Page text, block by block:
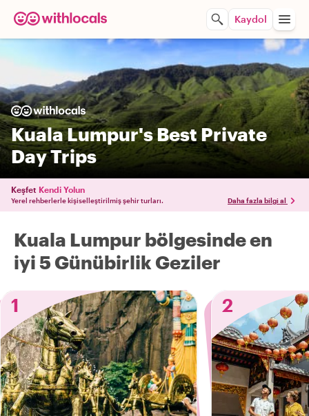
Kaydol
Kuala Lumpur's Best Private
Day Trips
Keşfet Kendi Yolun
Yerel rehberlerle kişiselleştirilmiş şehir turları. Daha fazla bilgi al
Kuala Lumpur bölgesinde en
iyi 5 Günübirlik Geziler
1
2